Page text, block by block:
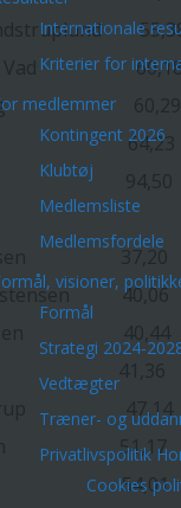
Internationale
Kriterier for
medlemmer
Kontingent 2026
Klubtøj
Medlemsliste
Medlemsfordele
visioner,
Formål
Strategi 2024-
Vedtægter
Træner- og
Privatlivspolitik
Cookies
Vad
60,29
64,23
94,50
40,06
41,36
47,14
Baun 51,17
54,01